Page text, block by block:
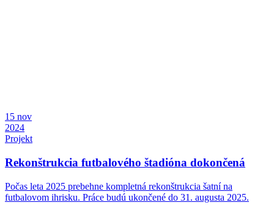
15 nov
2024
Projekt
Rekonštrukcia futbalového štadióna dokončená
Počas leta 2025 prebehne kompletná rekonštrukcia šatní na
futbalovom ihrisku. Práce budú ukončené do 31. augusta 2025.